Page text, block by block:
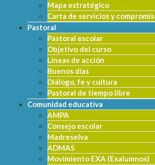
Mapa estratégico
Carta de servicios y
Pastoral
Pastoral escolar
Objetivo del curso
Líneas de acción
Buenos días
Diálogo, fe y cultura
Pastoral de tiempo libre
Comunidad educativa
AMPA
Consejo escolar
Madreselva
ADMAS
Movimiento EXA (Exalumnos)